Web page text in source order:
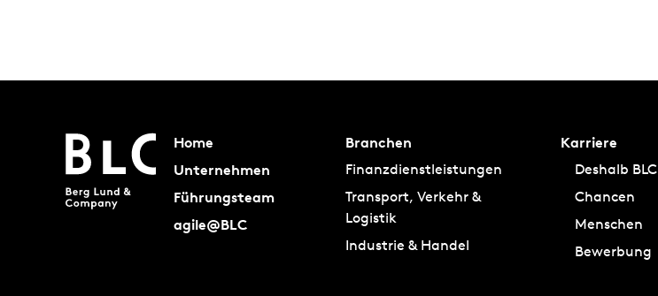
Home
Unternehmen
Führungsteam
agile@BLC
Branchen
Finanzdienstleistungen
Transport, Verkehr &
Logistik
Industrie & Handel
Karriere
Deshalb BLC
Chancen
Menschen
Bewerbung